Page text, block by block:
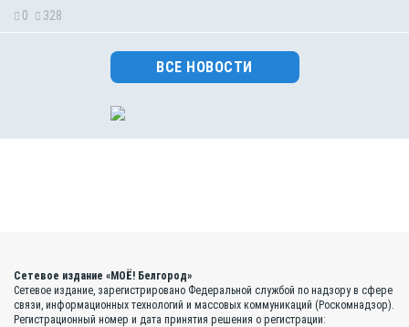
0 328
ВСЕ НОВОСТИ
Сетевое издание «МОЁ! Белгород»
Сетевое издание, зарегистрировано Федеральной службой по надзору в сфере
связи, информационных технологий и массовых коммуникаций (Роскомнадзор).
Регистрационный номер и дата принятия решения о регистрации: